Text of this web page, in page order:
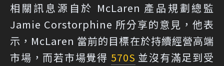
相關訊息源自於 McLaren 產品規劃總監
Jamie Corstorphine 所分享的意見，他表
示，McLaren 當前的目標在於持續經營高端
市場，而若市場覺得 570S 並沒有滿足到受